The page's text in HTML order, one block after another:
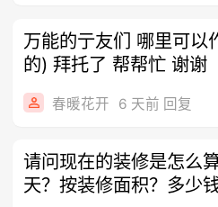
万能的亍友们 哪里可以
的) 拜托了 帮帮忙 谢谢
春暖花开 6 天前 回复
请问现在的装修是怎么
天？按装修面积？多少